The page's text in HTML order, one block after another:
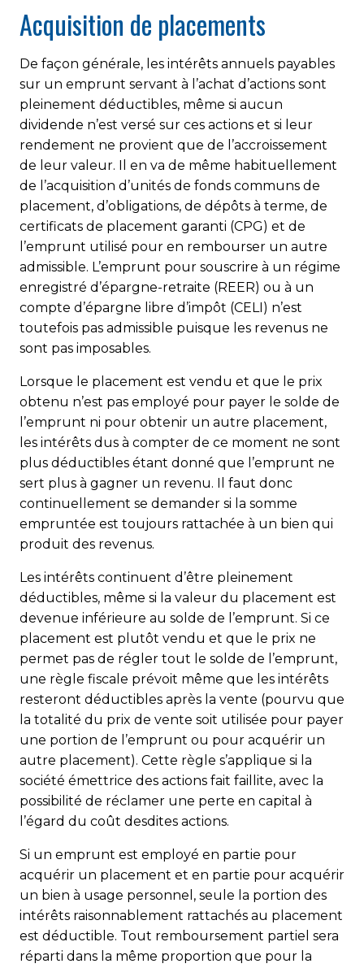
Acquisition de placements
De façon générale, les intérêts annuels payables
sur un emprunt servant à l’achat d’actions sont
pleinement déductibles, même si aucun
dividende n’est versé sur ces actions et si leur
rendement ne provient que de l’accroissement
de leur valeur. Il en va de même habituellement
de l’acquisition d’unités de fonds communs de
placement, d’obligations, de dépôts à terme, de
certificats de placement garanti (CPG) et de
l’emprunt utilisé pour en rembourser un autre
admissible. L’emprunt pour souscrire à un régime
enregistré d’épargne-retraite (REER) ou à un
compte d’épargne libre d’impôt (CELI) n’est
toutefois pas admissible puisque les revenus ne
sont pas imposables.
Lorsque le placement est vendu et que le prix
obtenu n’est pas employé pour payer le solde de
l’emprunt ni pour obtenir un autre placement,
les intérêts dus à compter de ce moment ne sont
plus déductibles étant donné que l’emprunt ne
sert plus à gagner un revenu. Il faut donc
continuellement se demander si la somme
empruntée est toujours rattachée à un bien qui
produit des revenus.
Les intérêts continuent d’être pleinement
déductibles, même si la valeur du placement est
devenue inférieure au solde de l’emprunt. Si ce
placement est plutôt vendu et que le prix ne
permet pas de régler tout le solde de l’emprunt,
une règle fiscale prévoit même que les intérêts
resteront déductibles après la vente (pourvu que
la totalité du prix de vente soit utilisée pour payer
une portion de l’emprunt ou pour acquérir un
autre placement). Cette règle s’applique si la
société émettrice des actions fait faillite, avec la
possibilité de réclamer une perte en capital à
l’égard du coût desdites actions.
Si un emprunt est employé en partie pour
acquérir un placement et en partie pour acquérir
un bien à usage personnel, seule la portion des
intérêts raisonnablement rattachés au placement
est déductible. Tout remboursement partiel sera
réparti dans la même proportion que pour la